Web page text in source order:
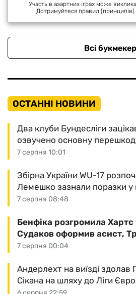
Участь в азартних іграх може
Дотримуйтеся правил (принципів)
Всі
ОСТАННІ НОВИНИ
7 серпня 10:01
Два клуби Бундесліги
озвучено основну
7 серпня 08:48
Збірна України WU-17
Лемешко зазнали поразки
7 серпня 00:04
Бенфіка розгромила Хартс
Судаков оформив асист,
Андерлехт на виїзді
Сікана на шляху до Ліги